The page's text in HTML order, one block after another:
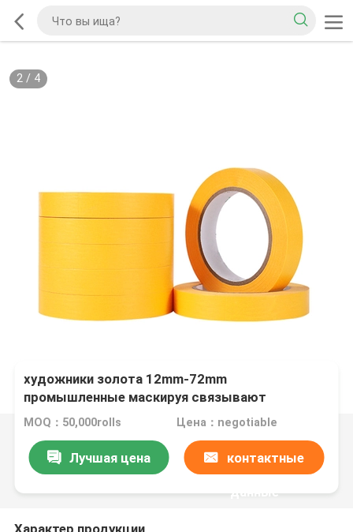
2/ 4
художники золота 12mm-72mm
промышленные маскируя связывают
высокотемпературное предохранение от
тесьмой картины брызг
MOQ：50,000rolls Цена：negotiable
Лучшая цена контактные
данные
Характер продукции